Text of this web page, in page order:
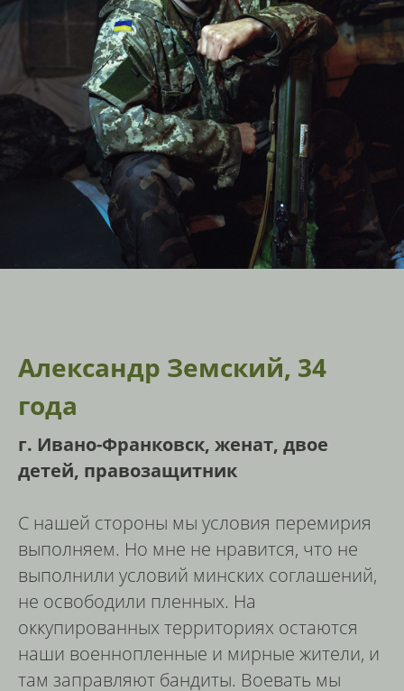
Александр Земский, 34
года
г. Ивано-Франковск, женат, двое
детей, правозащитник
С нашей стороны мы условия перемирия
выполняем. Но мне не нравится, что не
выполнили условий минских соглашений,
не освободили пленных. На
оккупированных территориях остаются
наши военнопленные и мирные жители, и
там заправляют бандиты. Воевать мы